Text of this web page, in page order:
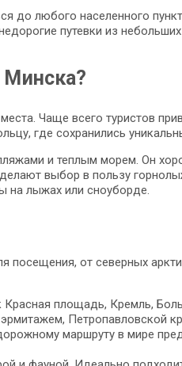
до любого населенного
путевки из
Чаще всего туристов
где сохранились
и теплым морем. Он
выбор в пользу
на лыжах или сноуборде.
посещения, от северных
площадь, Кремль,
Петропавловской
маршруту в мире